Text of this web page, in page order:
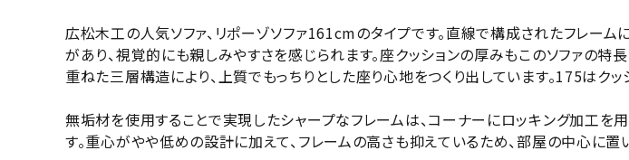
広松木工の人気ソファ、リポーゾソファ161cmのタイプです。直線で構成されたフレーム
があり、視覚的にも親しみやすさを感じられます。座クッションの厚みもこのソファの
重ねた三層構造により、上質でもっちりとした座り心地をつくり出しています。175はク
無垢材を使用することで実現したシャープなフレームは、コーナーにロッキング加工を
す。重心がやや低めの設計に加えて、フレームの高さも抑えているため、部屋の中心に置